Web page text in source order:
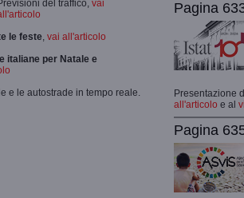
del traffico, vai
le feste, vai all'articolo
italiane per Natale e
e le autostrade in tempo reale.
Pagina
Presentazione
all'articolo e al
Pagina